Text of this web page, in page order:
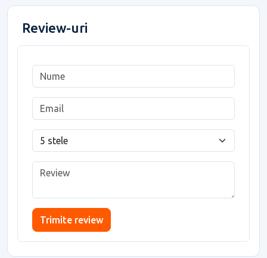
Review-uri
Trimite review